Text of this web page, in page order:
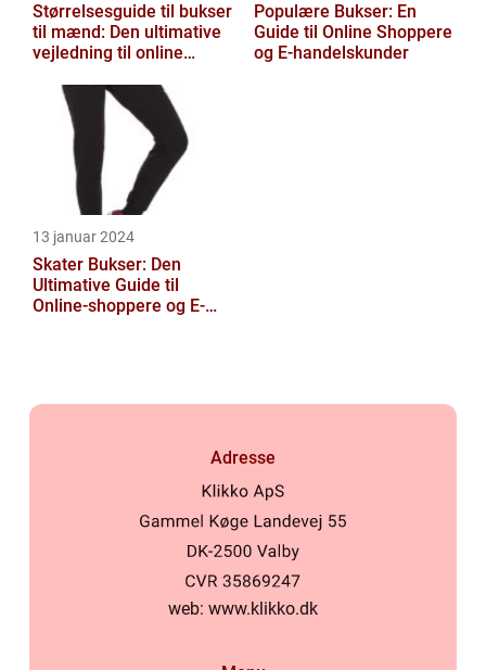
Størrelsesguide til bukser
til mænd: Den ultimative
vejledning til online
Populære Bukser: En
Guide til Online Shoppere
og E-handelskunder
13 januar 2024
Skater Bukser: Den
Ultimative Guide til
Online-shoppere og E-
Adresse
web: www.klikko.dk